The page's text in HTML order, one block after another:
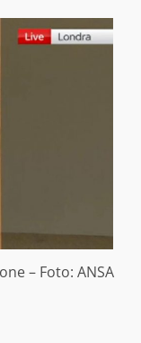
– Foto: ANSA